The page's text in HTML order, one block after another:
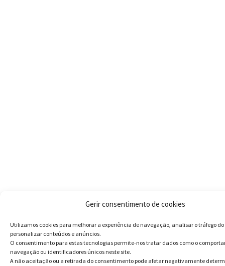
Gerir consentimento de cookies
Utilizamos cookies para melhorar a experiência de navegação, analisar o tráfego do
personalizar conteúdos e anúncios.
O consentimento para estas tecnologias permite-nos tratar dados como o
navegação ou identificadores únicos neste site.
A não aceitação ou a retirada do consentimento pode afetar negativamente